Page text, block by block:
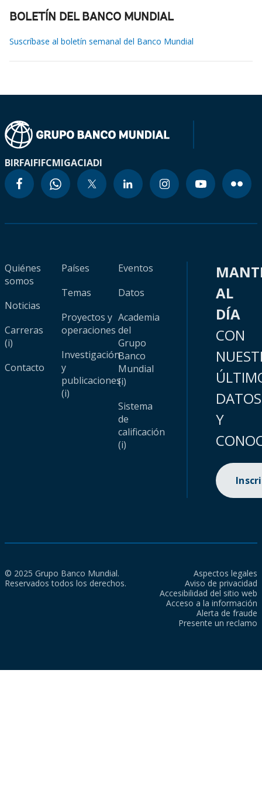
BOLETÍN DEL BANCO MUNDIAL
Suscríbase al boletín semanal del Banco Mundial
BIRFAIFIFCMIGACIADI
Quiénes
somos
Noticias
Carreras
(i)
Contacto
Países
Temas
Proyectos y
operaciones
Investigación
y
publicaciones
(i)
Eventos
Datos
Academia
del
Grupo
Banco
Mundial
(i)
Sistema
de
calificación
(i)
AL
DÍA
CON
DATOS
Y
© 2025 Grupo Banco Mundial.
Reservados todos los derechos.
Aspectos legales
Aviso de privacidad
Accesibilidad del sitio web
Acceso a la información
Alerta de fraude
Presente un reclamo